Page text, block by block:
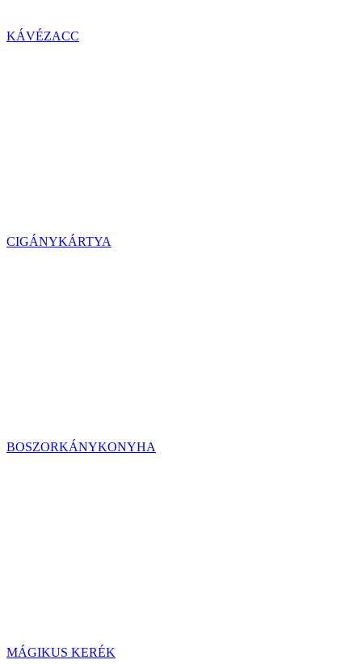
KÁVÉZACC
CIGÁNYKÁRTYA
BOSZORKÁNYKONYHA
MÁGIKUS KERÉK